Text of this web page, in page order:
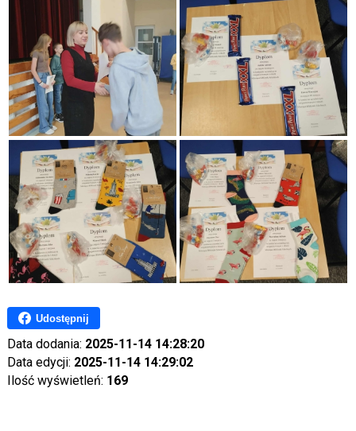
Udostępnij
Data dodania: 2025-11-14 14:28:20
Data edycji: 2025-11-14 14:29:02
Ilość wyświetleń: 169